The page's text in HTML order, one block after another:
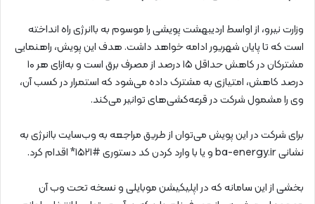
وزارت نیرو، از اواسط اردیبهشت پویشی را موسوم به باانرژی راه انداخته‌
است که تا پایان شهریور ادامه خواهد داشت. هدف این پویش، راهنمایی
مشترکان در کاهش حداقل ۱۵ درصد از مصرف برق است و به‌ازای هر ۱۰
درصد کاهش، امتیازی به مشترک داده می‌شود که استمرار در کسب آن،
وی را مشمول شرکت در قرعه‌کشی‌های توانیر می‌کند.
برای شرکت در این پویش می‌توان از طریق مراجعه به وب‌سایت باانرژی به
نشانی ba-energy.ir و یا با وارد کردن کد دستوری #۱۵۲۱* اقدام کرد.
بخشی از این سامانه که در اپلیکیشن موبایلی و نسخه تحت وب آن